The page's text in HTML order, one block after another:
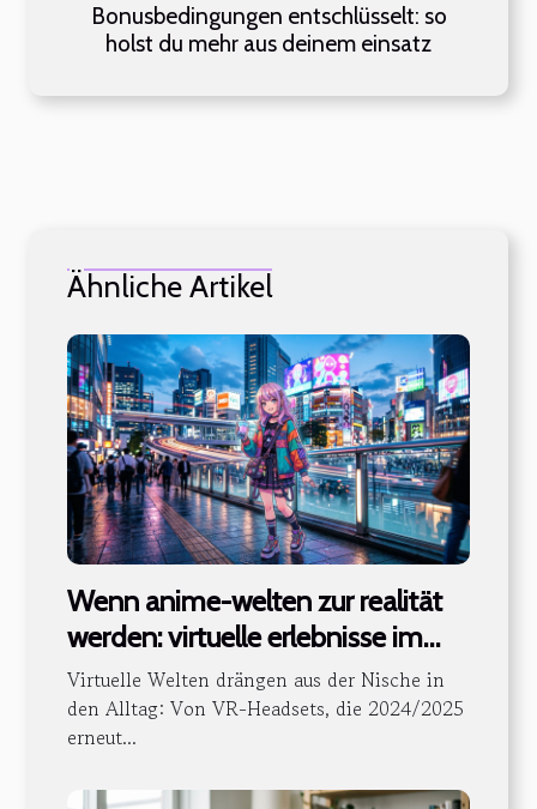
Bonusbedingungen entschlüsselt: so
holst du mehr aus deinem einsatz
Ähnliche Artikel
Wenn anime-welten zur realität
werden: virtuelle erlebnisse im
blick
Virtuelle Welten drängen aus der Nische in
den Alltag: Von VR-Headsets, die 2024/2025
erneut...